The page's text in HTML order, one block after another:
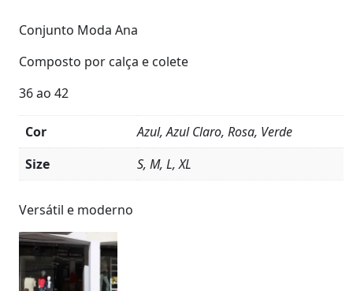
Conjunto Moda Ana
Composto por calça e colete
36 ao 42
Cor
Azul, Azul Claro, Rosa, Verde
Size
S, M, L, XL
Details
Versátil e moderno